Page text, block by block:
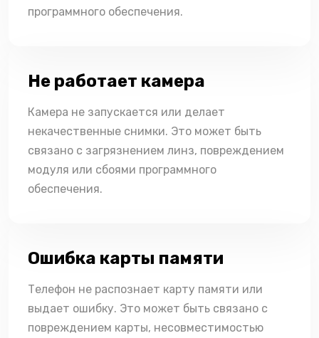
программного обеспечения.
Не работает камера
Камера не запускается или делает
некачественные снимки. Это может быть
связано с загрязнением линз, повреждением
модуля или сбоями программного
обеспечения.
Ошибка карты памяти
Телефон не распознает карту памяти или
выдает ошибку. Это может быть связано с
повреждением карты, несовместимостью